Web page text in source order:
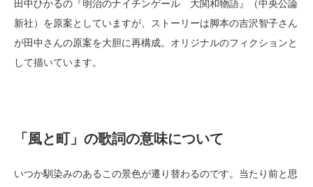
田中ひかるの『明治のナイチンゲール 大関和物語』（中央公論
新社）を原案としていますが、ストーリーは脚本の吉沢智子さん
が田中さんの原案を大胆に再構成。オリジナルのフィクションと
して描いています。
「風と町」の歌詞の意味について
いつか馴染みのあるこの景色が遷り替わるのです。当たり前と思